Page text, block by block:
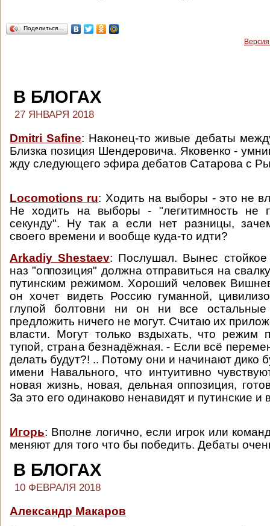
Поделиться…
В БЛОГАХ
27 ЯНВАРЯ 2018
Dmitri Safine: Наконец-то живые дебаты
Близка позиция Шендеровича. Яковенко -
жду следующего эфира дебатов Сатарова с
Locomotions ru: Ходить на выборы - это не
Не ходить на выборы - "легитимность не
секунду". Ну так а если нет разницы,
своего времени и вообще куда-то идти?
Arkadiy Shestaev: Послушал. Вынес стойкое
наз "оппозиция" должна отправиться на
путинским режимом. Хороший человек
он хочет видеть Россию гуманной,
глупой болтовни ни он ни все остальные
предложить ничего не могут. Считаю их
власти. Могут только вздыхать, что режим
тупой, страна безнадёжная. - Если всё
делать будут?! .. Потому они и начинают дико
имени Навального, что интуитивно
новая жизнь, новая, дельная оппозиция,
За это его одинаково ненавидят и путинские и
Игорь: Вполне логично, если игрок или
меняют для того что бы победить. Дебаты
В БЛОГАХ
10 ФЕВРАЛЯ 2018
Александр Макаров